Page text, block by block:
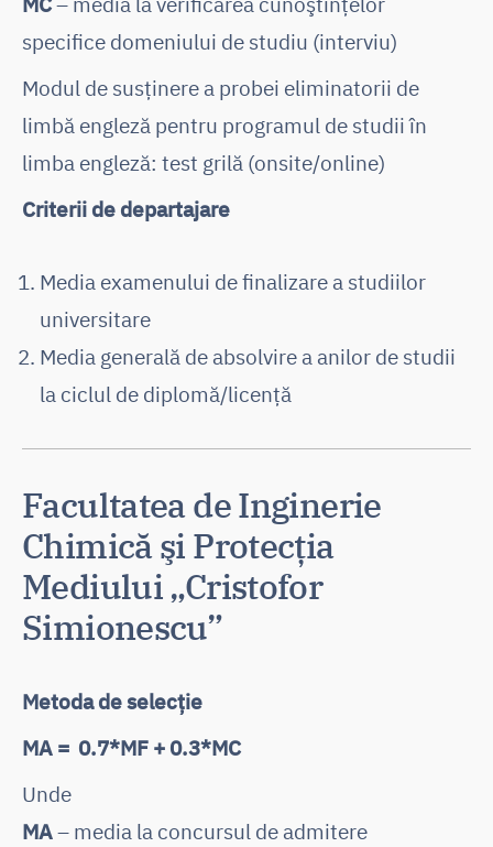
specifice domeniului de studiu (interviu)
Modul de susținere a probei eliminatorii de
limbă engleză pentru programul de studii în
limba engleză: test grilă (onsite/online)
Criterii de departajare
Media examenului de finalizare a studiilor
universitare
Media generală de absolvire a anilor de studii
la ciclul de diplomă/licență
Facultatea de Inginerie
Chimică şi Protecţia
Mediului „Cristofor
Simionescu”
Metoda de selecție
MA = 0.7*MF + 0.3*MC
Unde
MA– media la concursul de admitere